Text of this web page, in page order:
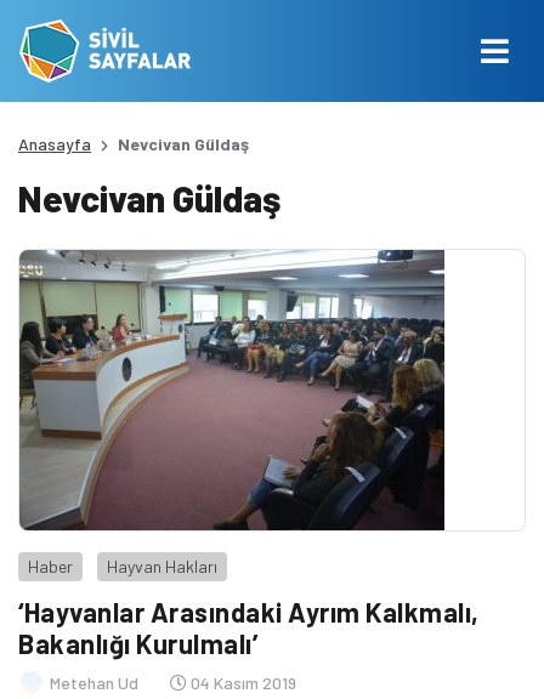
Anasayfa Nevcivan Güldaş
Nevcivan Güldaş
Haber Hayvan Hakları
‘Hayvanlar Arasındaki Ayrım Kalkmalı,
Bakanlığı Kurulmalı’
Metehan Ud 04 Kasım 2019